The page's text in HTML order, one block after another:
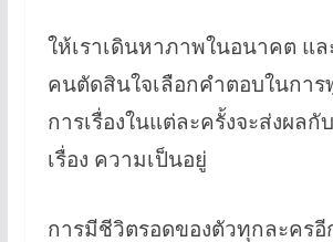
ให้เราเดินหาภาพในอนาคต แล
คนตัดสินใจเลือกคำตอบในกา
การเรื่องในแต่ละครั้งจะส่งผลกั
เรื่อง ความเป็นอยู่
การมีชีวิตรอดของตัวทุกละครอี